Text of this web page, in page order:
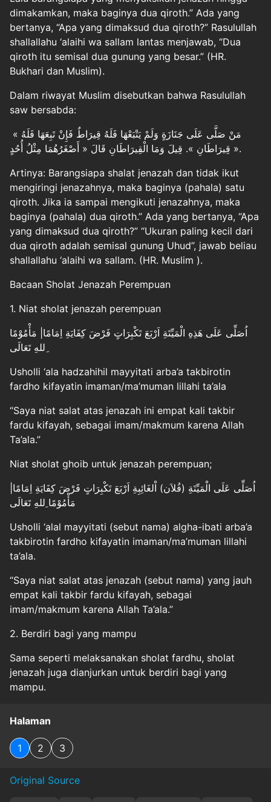
dimakamkan, maka baginya dua qiroth.” Ada yang
bertanya, “Apa yang dimaksud dua qiroth?” Rasulullah
shallallahu ‘alaihi wa sallam lantas menjawab, “Dua
qiroth itu semisal dua gunung yang besar.” (HR.
Bukhari dan Muslim).
Dalam riwayat Muslim disebutkan bahwa Rasulullah
saw bersabda:
« مَنْ صَلَّى عَلَى جَنَازَةٍ وَلَمْ يَتْبَعْهَا فَلَهُ قِيرَاطٌ فَإِنْ تَبِعَهَا فَلَهُ
قِيرَاطَانِ ». قِيلَ وَمَا الْقِيرَاطَانِ قَالَ « أَصْغَرُهُمَا مِثْلُ أُحُدٍ ».
Artinya: Barangsiapa shalat jenazah dan tidak ikut
mengiringi jenazahnya, maka baginya (pahala) satu
qiroth. Jika ia sampai mengikuti jenazahnya, maka
baginya (pahala) dua qiroth.” Ada yang bertanya, “Apa
yang dimaksud dua qiroth?” “Ukuran paling kecil dari
dua qiroth adalah semisal gunung Uhud”, jawab beliau
shallallahu ‘alaihi wa sallam. (HR. Muslim ).
Bacaan Sholat Jenazah Perempuan
1. Niat sholat jenazah perempuan
اُصَلِّى عَلَى هَذِهِ الْمَيِّتَةِ اَرْبَعَ تَكْبِرَاتٍ فَرْضَ كِفَايَةِ اِمَامًا| مَأْمُوْمًا
ِللهِ تَعَالَى
Usholli ‘ala hadzahihil mayyitati arba’a takbirotin
fardho kifayatin imaman/ma’muman lillahi ta’ala
“Saya niat salat atas jenazah ini empat kali takbir
fardu kifayah, sebagai imam/makmum karena Allah
Ta’ala.”
Niat sholat ghoib untuk jenazah perempuan;
اُصَلِّى عَلَى الْمَيِّتَةِ (فُلاَن) اْلغَائِبِةِ اَرْبَعَ تَكْبِرَاتٍ فَرْضَ كِفَايَةِ اِمَامًا|
مَأْمُوْمًا ِللهِ تَعَالَى
Usholli ‘alal mayyitati (sebut nama) algha-ibati arba’a
takbirotin fardho kifayatin imaman/ma’muman lillahi
ta’ala.
“Saya niat salat atas jenazah (sebut nama) yang jauh
empat kali takbir fardu kifayah, sebagai
imam/makmum karena Allah Ta’ala.”
2. Berdiri bagi yang mampu
Sama seperti melaksanakan sholat fardhu, sholat
jenazah juga dianjurkan untuk berdiri bagi yang
mampu.
Halaman
1 2 3
Original Source